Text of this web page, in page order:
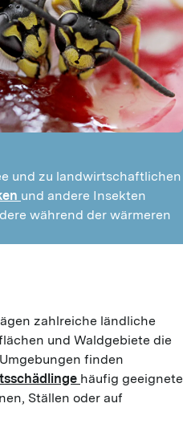
und zu landwirtschaftlichen
und andere Insekten
während der wärmeren
zahlreiche ländliche
und Waldgebiete die
finden
häufig geeignete
Ställen oder auf